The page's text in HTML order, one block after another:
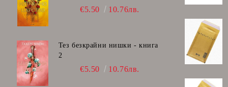
€5.50 10.76лв.
Тез безкрайни нишки - книга
2
€5.50 10.76лв.